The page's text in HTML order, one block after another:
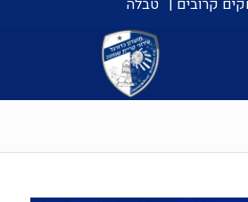
קרובים | טבלה